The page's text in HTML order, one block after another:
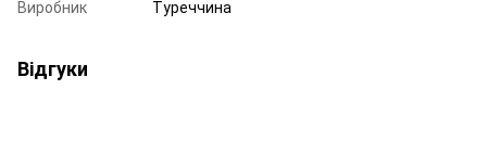
Виробник
Туреччина
Відгуки